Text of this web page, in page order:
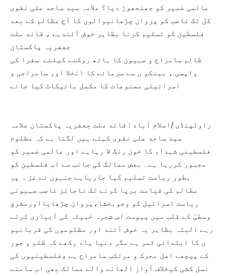
عالمی ضمیر کو جھنجھوڑ دیا؟ علامہ سید ساجد علی نقوی
کل تک غاصب کو پروان چڑھانیوالوں کا آج مظالم کے بعد
فلسطین کو تسلیم کرنا بظاہر خوش آئندہے ، قائد ملت
جعفریہ پاکستان
ظالم سامراج و صہیون کا ہاتھ روکنے کیلئے سفرا کی
واپسی ، بینکو ں سے سرمائے کا انخلا اور سامراجی و
اسرائیلی مصنوعات کا مکمل بائیکاٹ کیا جائے
راولپنڈی /اسلام آباد : قائد ملت جعفریہ پاکستان علامہ
سید ساجد علی نقوی کہتے ہیں لگتا ہے کہ مظلوم
فلسطینی شہداء کا خون رنگ لا رہاہے اور عالمی ضمیر کو
مجبور کررہا ہے۔ بعض ممالک کی جانب سے اب فلسطین کو
بطور ریاست تسلیم کیا جارہاہے جنہوں نے غز ہ پر
مظالم کی قیامت برپا کرنے تک ناجائز غاصب صہیونی
ریاست اسرائیل کو وجوبخشا،پروان چڑھایااورمشرق
وسطیٰ کے قلب میں پیوست اس شجرہ خبیثہ کی آبیاری کرتے
رہے البتہ بظاہر یہ خوش آئند اور مظلوموں کی قربانیو
ں کا ابتدائی ثمر ہے مگر دنیا یاد رکھے کہ ظلم و جور
کے پیچھے اصل محرک و مرتکب سامراج ہے ،فلسطینیوں کی
نسل کشی کیخلاف آواز اٹھانے والے ممالک بھی اب سامنے